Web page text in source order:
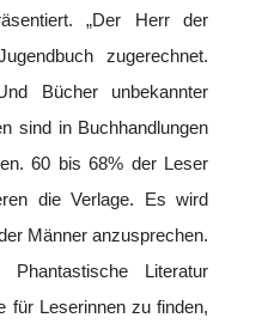
„Der Herr der
zugerechnet.
Bücher unbekannter
sind in Buchhandlungen
60 bis 68% der Leser
die Verlage. Es wird
Männer anzusprechen.
Literatur
für Leserinnen zu finden,